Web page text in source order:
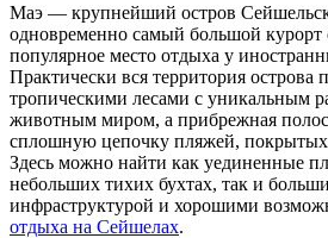
Маэ — крупнейший остров
одновременно самый большой
популярное место отдыха у
Практически вся территория острова
тропическими лесами с уникальным
животным миром, а прибрежная
сплошную цепочку пляжей,
Здесь можно найти как уединенные
небольших тихих бухтах, так и
инфраструктурой и хорошими
отдыха на Сейшелах.